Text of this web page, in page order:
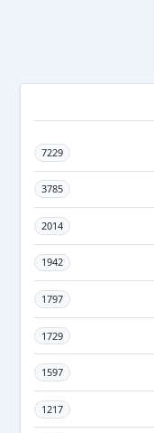
7229
3785
2014
1942
1797
1729
1597
1217